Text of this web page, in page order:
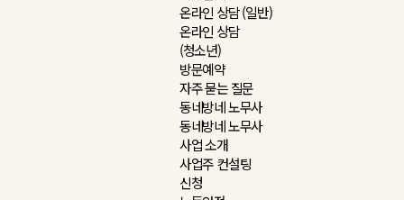
온라인 상담 (일반)
온라인 상담
(청소년)
방문예약
자주 묻는 질문
동네방네 노무사
동네방네 노무사
사업 소개
사업주 컨설팅
신청